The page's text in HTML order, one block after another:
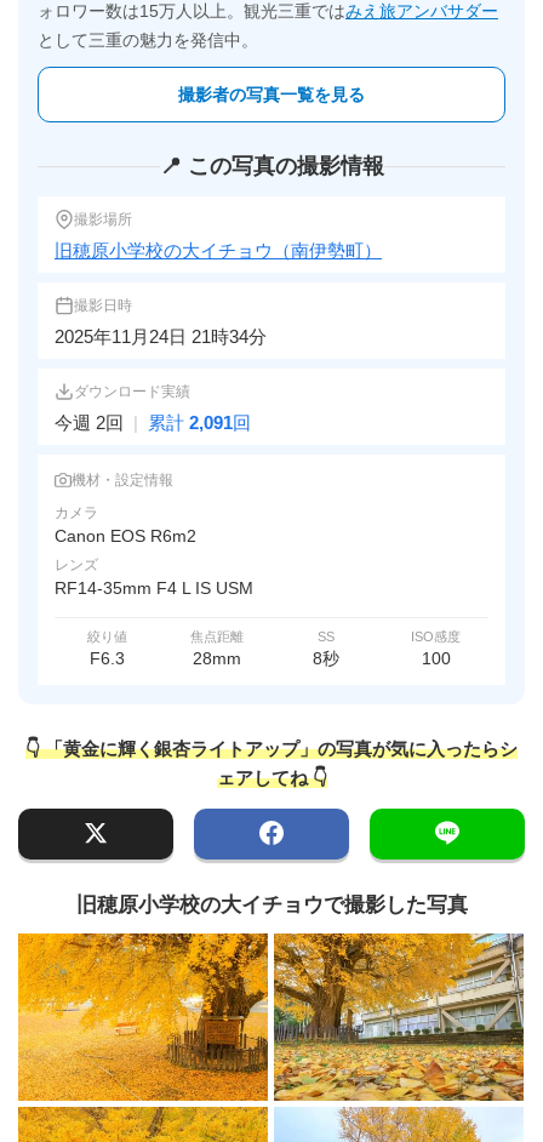
ォロワー数は15万人以上。観光三重ではみえ旅アンバサダー
として三重の魅力を発信中。
撮影者の写真一覧を見る
📍 この写真の撮影情報
撮影場所
旧穂原小学校の大イチョウ（南伊勢町）
撮影日時
2025年11月24日 21時34分
ダウンロード実績
今週 2回 | 累計 2,091回
機材・設定情報
カメラ
Canon EOS R6m2
レンズ
RF14-35mm F4 L IS USM
絞り値
F6.3
焦点距離
28mm
SS
8秒
ISO感度
100
👇 「黄金に輝く銀杏ライトアップ」の写真が気に入ったらシ
ェアしてね 👇
旧穂原小学校の大イチョウで撮影した写真